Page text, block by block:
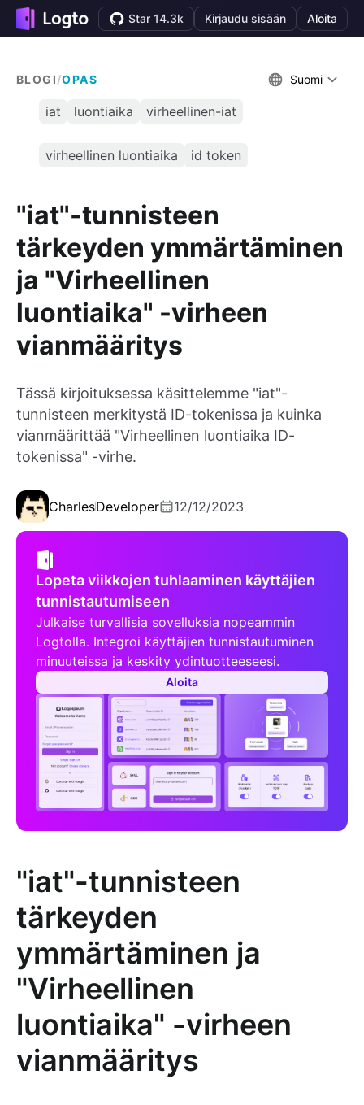
Star 14.3k Kirjaudu sisään Aloita
BLOGI/OPAS Suomi
iat luontiaika virheellinen-iat
virheellinen luontiaika id token
"iat"-tunnisteen
tärkeyden ymmärtäminen
ja "Virheellinen
luontiaika" -virheen
vianmääritys
Tässä kirjoituksessa käsittelemme "iat"-
tunnisteen merkitystä ID-tokenissa ja kuinka
vianmäärittää "Virheellinen luontiaika ID-
tokenissa" -virhe.
CharlesDeveloper 12/12/2023
Lopeta viikkojen tuhlaaminen käyttäjien
tunnistautumiseen
Julkaise turvallisia sovelluksia nopeammin
Logtolla. Integroi käyttäjien tunnistautuminen
minuuteissa ja keskity ydintuotteeseesi.
Aloita
"iat"-tunnisteen
tärkeyden
ymmärtäminen ja
"Virheellinen
luontiaika" -virheen
vianmääritys